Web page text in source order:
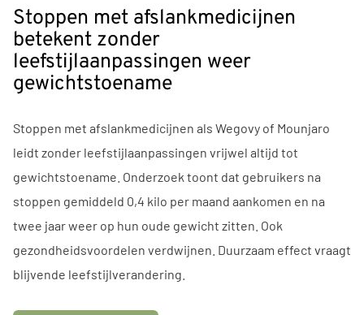
AANTAL
UITBRAKEN
FORS
GESTEGEN'
OP
NATIONALE
Stoppen met afslankmedicijnen
betekent zonder
leefstijlaanpassingen weer
gewichtstoename
Stoppen met afslankmedicijnen als Wegovy of Mounjaro
leidt zonder leefstijlaanpassingen vrijwel altijd tot
gewichtstoename. Onderzoek toont dat gebruikers na
stoppen gemiddeld 0,4 kilo per maand aankomen en na
twee jaar weer op hun oude gewicht zitten. Ook
gezondheidsvoordelen verdwijnen. Duurzaam effect vraagt
blijvende leefstijlverandering.